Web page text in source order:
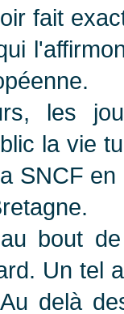
fait
les
la vie
SNCF
bout
Un tel
delà